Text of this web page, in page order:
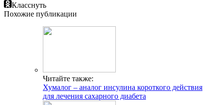
Класснуть
Похожие публикации
Читайте также:
Хумалог – аналог инсулина короткого действия
для лечения сахарного диабета